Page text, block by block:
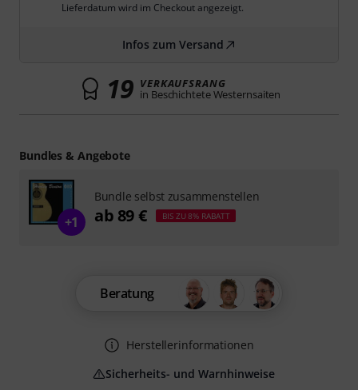
Lieferdatum wird im Checkout angezeigt.
Infos zum Versand
19 VERKAUFSRANG
in Beschichtete Westernsaiten
Beratung
Herstellerinformationen
Sicherheits- und Warnhinweise
Bundles & Angebote
+1
Bundle selbst zusammenstellen
ab 89 € BIS ZU 8% RABATT